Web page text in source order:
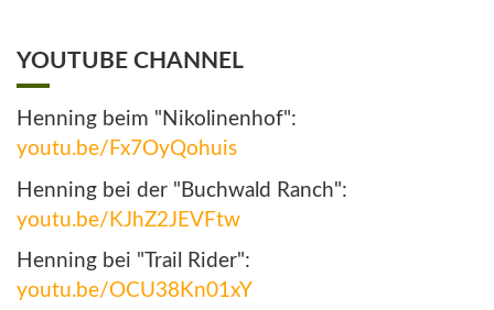
YOUTUBE CHANNEL
Henning beim "Nikolinenhof":
youtu.be/Fx7OyQohuis
Henning bei der "Buchwald Ranch":
youtu.be/KJhZ2JEVFtw
Henning bei "Trail Rider":
youtu.be/OCU38Kn01xY